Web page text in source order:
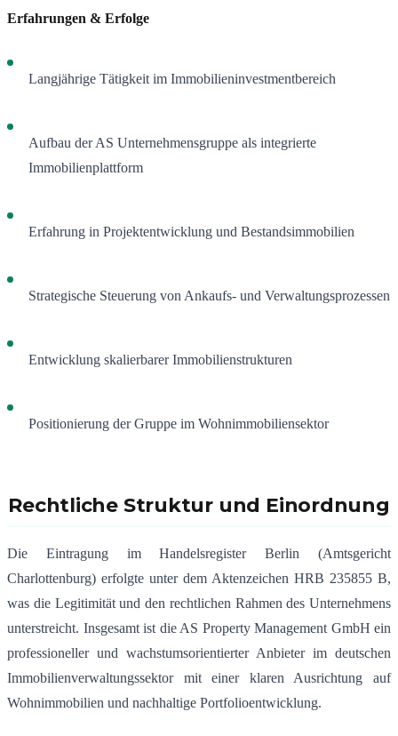
Erfahrungen & Erfolge
Langjährige Tätigkeit im Immobilieninvestmentbereich
Aufbau der AS Unternehmensgruppe als integrierte
Immobilienplattform
Erfahrung in Projektentwicklung und Bestandsimmobilien
Strategische Steuerung von Ankaufs- und Verwaltungsprozessen
Entwicklung skalierbarer Immobilienstrukturen
Positionierung der Gruppe im Wohnimmobiliensektor
Rechtliche Struktur und Einordnung
Die Eintragung im Handelsregister Berlin (Amtsgericht
Charlottenburg) erfolgte unter dem Aktenzeichen HRB 235855 B,
was die Legitimität und den rechtlichen Rahmen des Unternehmens
unterstreicht. Insgesamt ist die AS Property Management GmbH ein
professioneller und wachstumsorientierter Anbieter im deutschen
Immobilienverwaltungssektor mit einer klaren Ausrichtung auf
Wohnimmobilien und nachhaltige Portfolioentwicklung.